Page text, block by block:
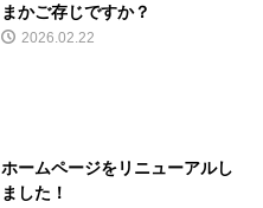
まかご存じですか？
2026.02.22
ホームページをリニューアルし
ました！